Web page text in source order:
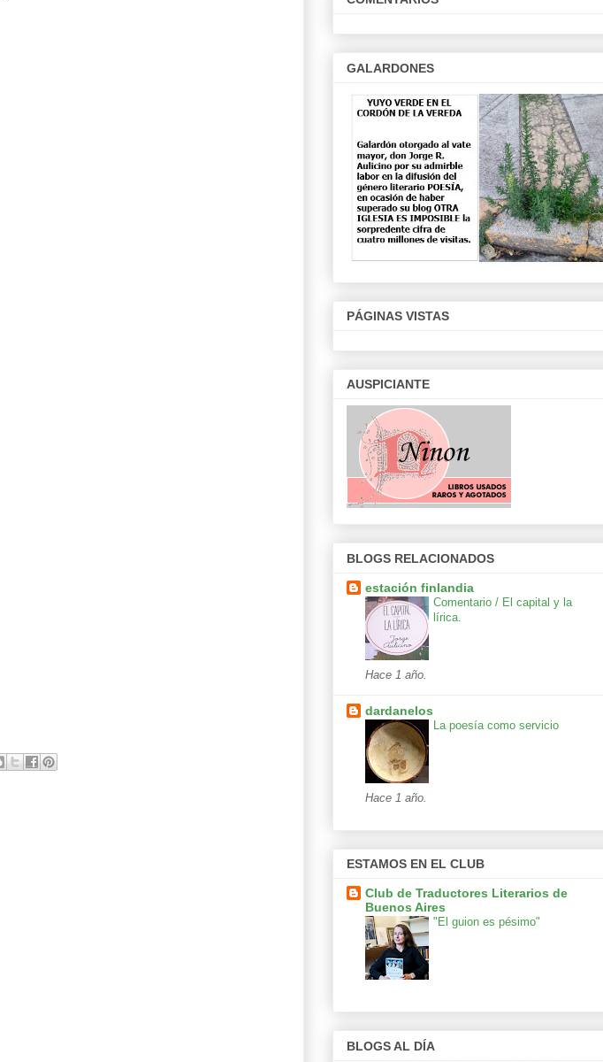
GALARDONES
PÁGINAS VISTAS
AUSPICIANTE
BLOGS RELACIONADOS
estación finlandia
Comentario / El capital y la
lírica.
Hace 1 año.
dardanelos
La poesía como servicio
Hace 1 año.
ESTAMOS EN EL CLUB
Club de Traductores Literarios de
Buenos Aires
"El guion es pésimo"
BLOGS AL DÍA